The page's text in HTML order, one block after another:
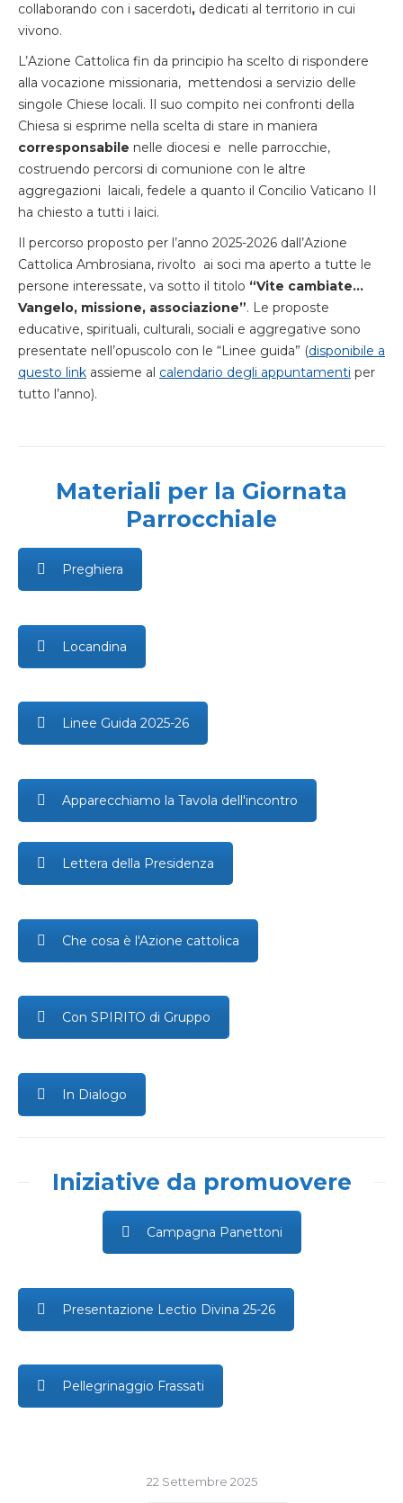
collaborando con i sacerdoti, dedicati al territorio in cui
vivono.
L’Azione Cattolica fin da principio ha scelto di rispondere
alla vocazione missionaria, mettendosi a servizio delle
singole Chiese locali. Il suo compito nei confronti della
Chiesa si esprime nella scelta di stare in maniera
corresponsabile nelle diocesi e nelle parrocchie,
costruendo percorsi di comunione con le altre
aggregazioni laicali, fedele a quanto il Concilio Vaticano II
ha chiesto a tutti i laici.
Il percorso proposto per l’anno 2025-2026 dall’Azione
Cattolica Ambrosiana, rivolto ai soci ma aperto a tutte le
persone interessate, va sotto il titolo “Vite cambiate…
Vangelo, missione, associazione”. Le proposte
educative, spirituali, culturali, sociali e aggregative sono
presentate nell’opuscolo con le “Linee guida” (disponibile a
questo link assieme al calendario degli appuntamenti per
tutto l’anno).
Materiali per la Giornata
Parrocchiale
Preghiera
Locandina
Linee Guida 2025-26
Apparecchiamo la Tavola dell'incontro
Lettera della Presidenza
Che cosa è l'Azione cattolica
Con SPIRITO di Gruppo
In Dialogo
Iniziative da promuovere
Campagna Panettoni
Presentazione Lectio Divina 25-26
Pellegrinaggio Frassati
22 Settembre 2025